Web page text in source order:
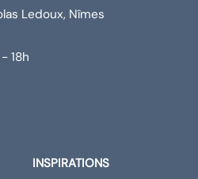
Ledoux, Nîmes
18h
INSPIRATIONS